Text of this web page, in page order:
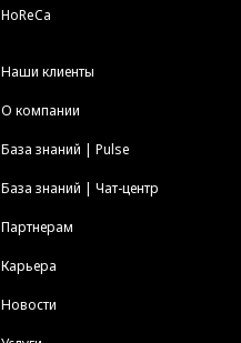
HoReCa
Наши клиенты
О компании
База знаний | Pulse
База знаний | Чат-центр
Партнерам
Карьера
Новости